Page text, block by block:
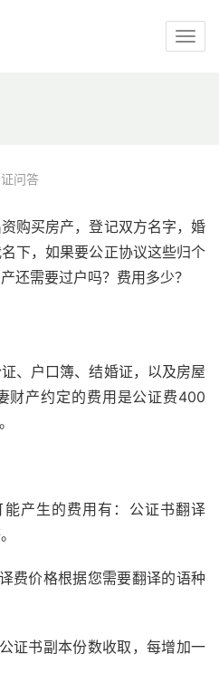
问答
购买房产，登记双方名字，婚
下，如果要公正协议这些归个
还需要过户吗？费用多少？
、户口簿、结婚证，以及房屋
财产约定的费用是公证费400
产生的费用有：公证书翻译
费价格根据您需要翻译的语种
证书副本份数收取，每增加一